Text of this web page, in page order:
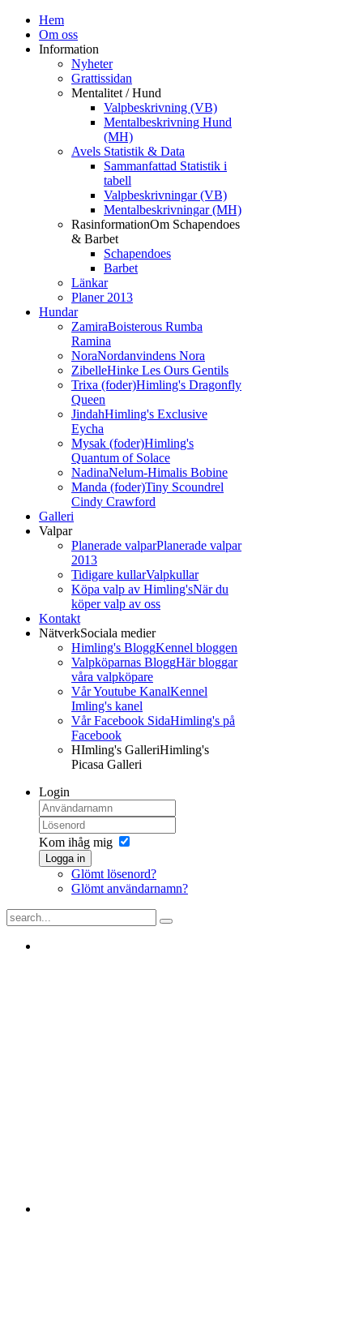
Hem
Om oss
Information
Nyheter
Grattissidan
Mentalitet / Hund
Valpbeskrivning (VB)
Mentalbeskrivning Hund
(MH)
Avels Statistik & Data
Sammanfattad Statistik i
tabell
Valpbeskrivningar (VB)
Mentalbeskrivningar (MH)
RasinformationOm Schapendoes
& Barbet
Schapendoes
Barbet
Länkar
Planer 2013
Hundar
ZamiraBoisterous Rumba
Ramina
NoraNordanvindens Nora
ZibelleHinke Les Ours Gentils
Trixa (foder)Himling's Dragonfly
Queen
JindahHimling's Exclusive
Eycha
Mysak (foder)Himling's
Quantum of Solace
NadinaNelum-Himalis Bobine
Manda (foder)Tiny Scoundrel
Cindy Crawford
Galleri
Valpar
Planerade valparPlanerade valpar
2013
Tidigare kullarValpkullar
Köpa valp av Himling'sNär du
köper valp av oss
Kontakt
NätverkSociala medier
Himling's BloggKennel bloggen
Valpköparnas BloggHär bloggar
våra valpköpare
Vår Youtube KanalKennel
Imling's kanel
Vår Facebook SidaHimling's på
Facebook
HImling's GalleriHimling's
Picasa Galleri
Login
Kom ihåg mig
Logga in
Glömt lösenord?
Glömt användarnamn?